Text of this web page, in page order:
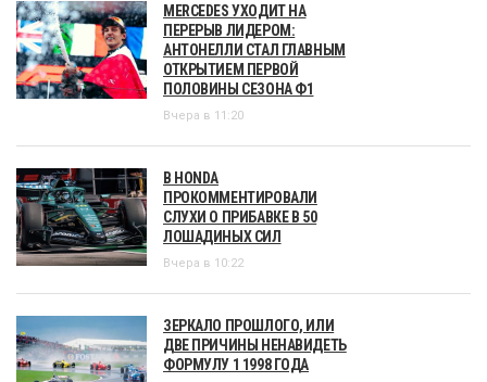
MERCEDES УХОДИТ НА
ПЕРЕРЫВ ЛИДЕРОМ:
АНТОНЕЛЛИ СТАЛ ГЛАВНЫМ
ОТКРЫТИЕМ ПЕРВОЙ
ПОЛОВИНЫ СЕЗОНА Ф1
Вчера в 11:20
В HONDA
ПРОКОММЕНТИРОВАЛИ
СЛУХИ О ПРИБАВКЕ В 50
ЛОШАДИНЫХ СИЛ
Вчера в 10:22
ЗЕРКАЛО ПРОШЛОГО, ИЛИ
ДВЕ ПРИЧИНЫ НЕНАВИДЕТЬ
ФОРМУЛУ 1 1998 ГОДА